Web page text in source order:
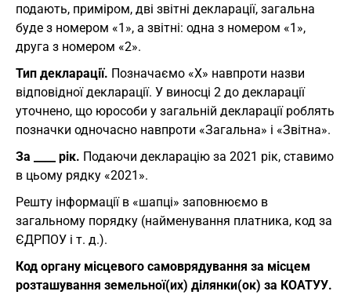
подають, приміром, дві звітні декларації, загальна
буде з номером «1», а звітні: одна з номером «1»,
друга з номером «2».
Тип декларації. Позначаємо «Х» навпроти назви
відповідної декларації. У виносці 2 до декларації
уточнено, що юрособи у загальній декларації роблять
позначки одночасно навпроти «Загальна» і «Звітна».
За ____ рік. Подаючи декларацію за 2021 рік, ставимо
в цьому рядку «2021».
Решту інформації в «шапці» заповнюємо в
загальному порядку (найменування платника, код за
ЄДРПОУ і т. д.).
Код органу місцевого самоврядування за місцем
розташування земельної(их) ділянки(ок) за КОАТУУ.